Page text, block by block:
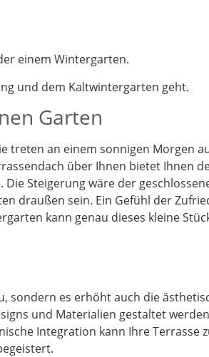
einem Wintergarten.
und dem Kaltwintergarten geht.
Garten
treten an einem sonnigen Morgen
über Ihnen bietet Ihnen
Steigerung wäre der
draußen sein. Ein Gefühl der
kann genau dieses kleine
sondern es erhöht auch die
und Materialien gestaltet
Integration kann Ihre Terrasse